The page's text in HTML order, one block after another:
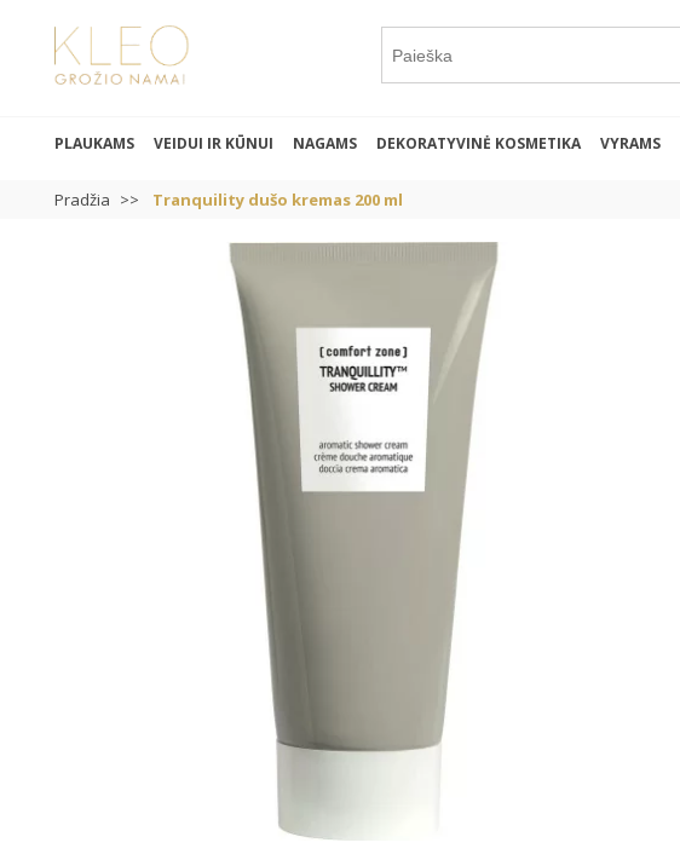
PLAUKAMS VEIDUI IR KŪNUI NAGAMS DEKORATYVINĖ KOSMETIKA VYRAMS
Pradžia Tranquility dušo kremas 200 ml